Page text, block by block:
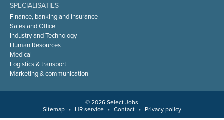
SPECIALISATIES
Finance, banking and insurance
Sales and Office
Industry and Technology
Human Resources
Medical
Logistics & transport
Marketing & communication
© 2026 Select Jobs
Sitemap
• HR service • Contact • Privacy policy